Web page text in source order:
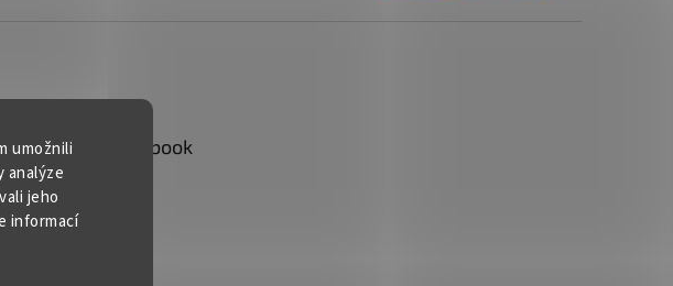
umožnili
analýze
jeho
informací
Facebook